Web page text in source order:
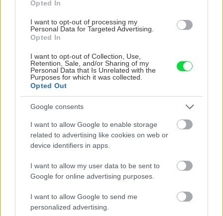
Opted In
I want to opt-out of processing my
Personal Data for Targeted Advertising.
Opted In
I want to opt-out of Collection, Use,
Retention, Sale, and/or Sharing of my
Personal Data that Is Unrelated with the
Purposes for which it was collected.
Opted Out
Google consents
I want to allow Google to enable storage
related to advertising like cookies on web or
device identifiers in apps.
I want to allow my user data to be sent to
Google for online advertising purposes.
I want to allow Google to send me
personalized advertising.
Stavebný materiál
Domček lacnejší ako
Ako financovať výstavbu
domu? Koľko stojí
hypotéka a ako je to s
úrokmi?
Ako na rekonštrukciu